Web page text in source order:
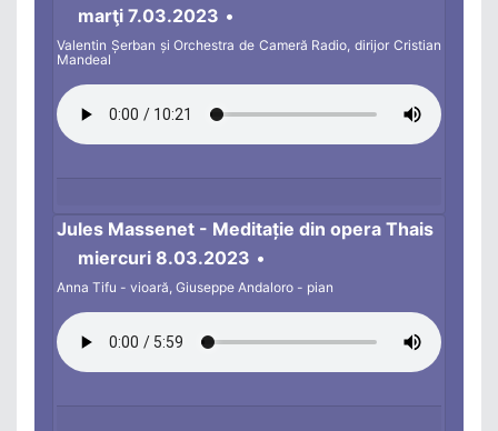
marţi 7.03.2023 •
Valentin Șerban și Orchestra de Cameră Radio, dirijor Cristian
Mandeal
Jules Massenet - Meditație din opera Thais
miercuri 8.03.2023 •
Anna Tifu - vioară, Giuseppe Andaloro - pian